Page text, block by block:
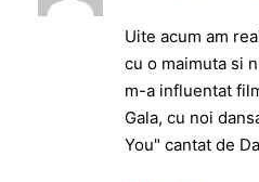
Uite acum am
cu o maimuta si
m-a influentat
Gala, cu noi
You" cantat de